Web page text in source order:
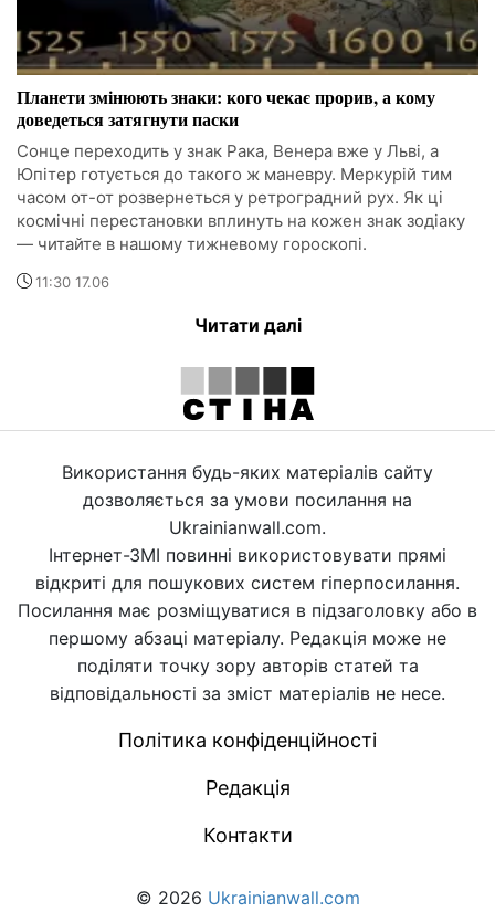
Планети змінюють знаки: кого чекає прорив, а кому
доведеться затягнути паски
Сонце переходить у знак Рака, Венера вже у Льві, а
Юпітер готується до такого ж маневру. Меркурій тим
часом от-от розвернеться у ретроградний рух. Як ці
космічні перестановки вплинуть на кожен знак зодіаку
— читайте в нашому тижневому гороскопі.
11:30 17.06
Читати далі
Використання будь-яких матеріалів сайту
дозволяється за умови посилання на
Ukrainianwall.com.
Інтернет-ЗМІ повинні використовувати прямі
відкриті для пошукових систем гіперпосилання.
Посилання має розміщуватися в підзаголовку або в
першому абзаці матеріалу. Редакція може не
поділяти точку зору авторів статей та
відповідальності за зміст матеріалів не несе.
Політика конфіденційності
Редакція
Контакти
© 2026 Ukrainianwall.com